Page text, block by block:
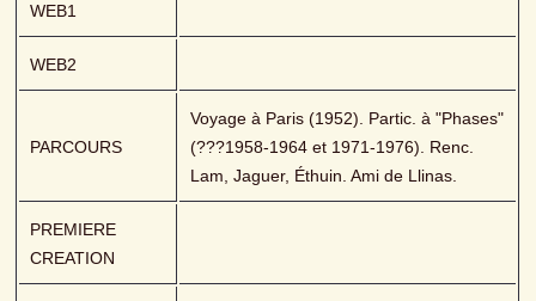
WEB1
WEB2
PARCOURS
Voyage à Paris (1952). Partic. à "Phases"
(???1958-1964 et 1971-1976). Renc.
Lam, Jaguer, Éthuin. Ami de Llinas.
PREMIERE
CREATION